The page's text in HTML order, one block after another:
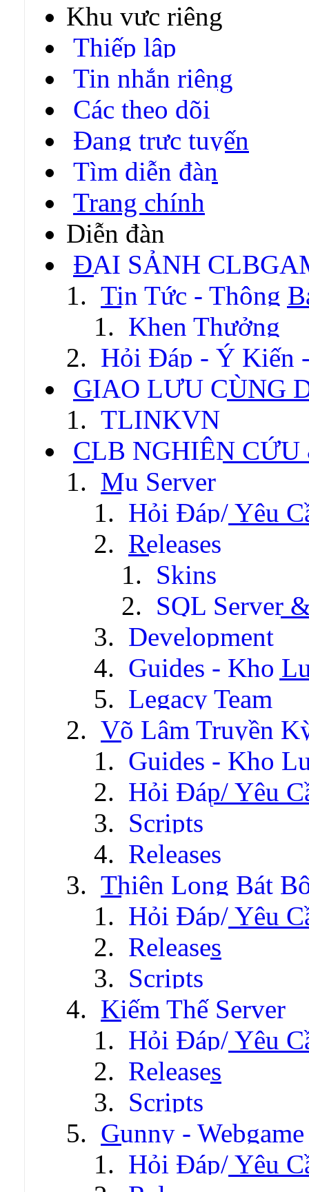
Khu vực riêng
Thiếp lập
Tin nhắn riêng
Các theo dõi
Đang trực tuyến
Tìm diễn đàn
Trang chính
Diễn đàn
ĐẠI SẢNH
Tin Tức - Thông
Khen Thưởng
Hỏi Đáp - Ý Kiến
GIAO LƯU CÙNG
TLINKVN
CLB NGHIÊN
Mu Server
Hỏi Đáp/ Yêu
Releases
Skins
SQL Server
Development
Guides - Kho
Legacy Team
Võ Lâm Truyền
Guides - Kho
Hỏi Đáp/ Yêu
Scripts
Releases
Thiên Long Bát
Hỏi Đáp/ Yêu
Releases
Scripts
Kiếm Thế Server
Hỏi Đáp/ Yêu
Releases
Scripts
Gunny -
Hỏi Đáp/ Yêu